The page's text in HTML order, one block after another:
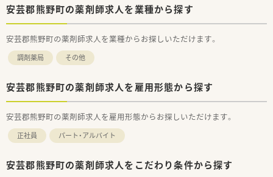
そのため、風邪薬などの一般用医薬品（OTC医薬品）や健康食品と
法人全体で年間1万件以上の実績がございます。
■年間休日は116日となります。有給消化率に関しても年間平均
8～9日取得できている現状がございますので仕事とプライベー
■福利厚生も充実しており、産休・育休制度、時短制度も取り入
ット「DimeRoⅡ」や、監査支援システム「PROOFIT」の導入も推
し進めております。
安芸郡熊野町の薬剤師求人を業種から探す
安芸郡熊野町の薬剤師求人を業種からお探しいただけます。
調剤薬局 その他
安芸郡熊野町の薬剤師求人を雇用形態から探す
安芸郡熊野町の薬剤師求人を雇用形態からお探しいただけます。
正社員 パート・アルバイト
安芸郡熊野町の薬剤師求人をこだわり条件から探す